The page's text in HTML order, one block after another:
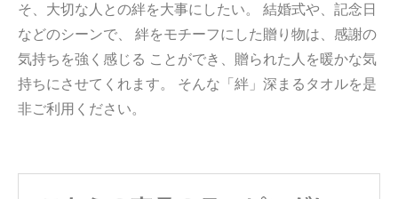
そ、大切な人との絆を大事にしたい。 結婚式や、記念日
などのシーンで、 絆をモチーフにした贈り物は、感謝の
気持ちを強く感じる ことができ、贈られた人を暖かな気
持ちにさせてくれます。 そんな「絆」深まるタオルを是
非ご利用ください。